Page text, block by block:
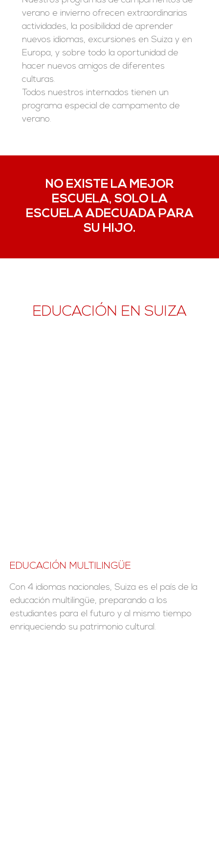
verano e invierno ofrecen extraordinarias
actividades, la posibilidad de aprender
nuevos idiomas, excursiones en Suiza y en
Europa, y sobre todo la oportunidad de
hacer nuevos amigos de diferentes
culturas.
Todos nuestros internados tienen un
programa especial de campamento de
verano.
NO EXISTE LA MEJOR
ESCUELA, SOLO LA
ESCUELA ADECUADA PARA
SU HIJO.
EDUCACIÓN EN SUIZA
EDUCACIÓN MULTILINGÜE
Con 4 idiomas nacionales, Suiza es el país de la
educación multilingüe, preparando a los
estudiantes para el futuro y al mismo tiempo
enriqueciendo su patrimonio cultural.